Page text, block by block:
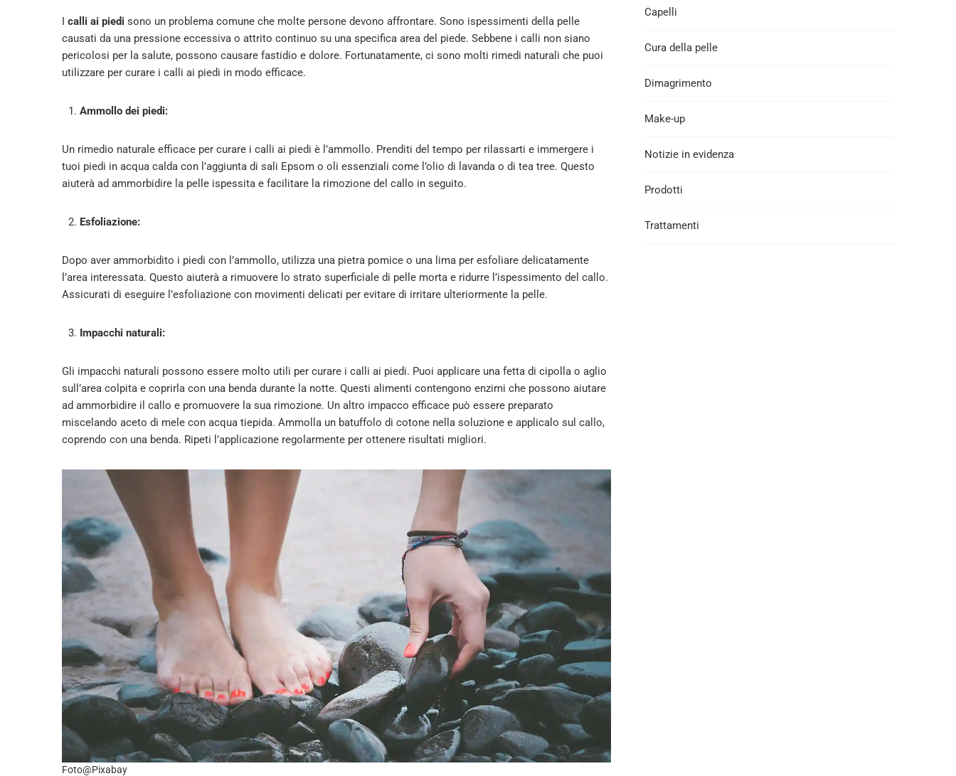
I calli ai piedi sono un problema comune che molte persone devono affrontare. Sono ispessimenti della pelle
causati da una pressione eccessiva o attrito continuo su una specifica area del piede. Sebbene i calli non siano
pericolosi per la salute, possono causare fastidio e dolore. Fortunatamente, ci sono molti rimedi naturali che puoi
utilizzare per curare i calli ai piedi in modo efficace.
Ammollo dei piedi:
Un rimedio naturale efficace per curare i calli ai piedi è l’ammollo. Prenditi del tempo per rilassarti e immergere i
tuoi piedi in acqua calda con l’aggiunta di sali Epsom o oli essenziali come l’olio di lavanda o di tea tree. Questo
aiuterà ad ammorbidire la pelle ispessita e facilitare la rimozione del callo in seguito.
Esfoliazione:
Dopo aver ammorbidito i piedi con l’ammollo, utilizza una pietra pomice o una lima per esfoliare delicatamente
l’area interessata. Questo aiuterà a rimuovere lo strato superficiale di pelle morta e ridurre l’ispessimento del callo.
Assicurati di eseguire l’esfoliazione con movimenti delicati per evitare di irritare ulteriormente la pelle.
Impacchi naturali:
Gli impacchi naturali possono essere molto utili per curare i calli ai piedi. Puoi applicare una fetta di cipolla o aglio
sull’area colpita e coprirla con una benda durante la notte. Questi alimenti contengono enzimi che possono aiutare
ad ammorbidire il callo e promuovere la sua rimozione. Un altro impacco efficace può essere preparato
miscelando aceto di mele con acqua tiepida. Ammolla un batuffolo di cotone nella soluzione e applicalo sul callo,
coprendo con una benda. Ripeti l’applicazione regolarmente per ottenere risultati migliori.
Foto@Pixabay
Capelli
Cura della pelle
Dimagrimento
Make-up
Notizie in evidenza
Prodotti
Trattamenti